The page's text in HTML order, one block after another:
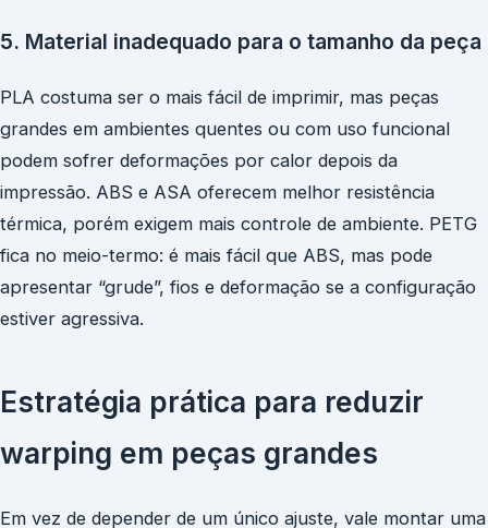
5. Material inadequado para o tamanho da peça
PLA costuma ser o mais fácil de imprimir, mas peças
grandes em ambientes quentes ou com uso funcional
podem sofrer deformações por calor depois da
impressão. ABS e ASA oferecem melhor resistência
térmica, porém exigem mais controle de ambiente. PETG
fica no meio-termo: é mais fácil que ABS, mas pode
apresentar “grude”, fios e deformação se a configuração
estiver agressiva.
Estratégia prática para reduzir
warping em peças grandes
Em vez de depender de um único ajuste, vale montar uma